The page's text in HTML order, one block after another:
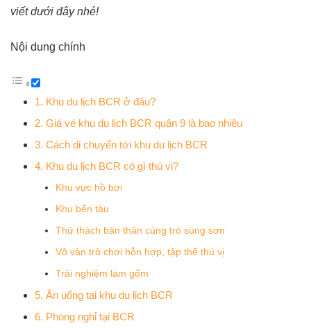
viết dưới đây nhé!
Nội dung chính
1. Khu du lịch BCR ở đâu?
2. Giá vé khu du lịch BCR quận 9 là bao nhiêu
3. Cách di chuyển tới khu du lịch BCR
4. Khu du lịch BCR có gì thú vị?
Khu vực hồ bơi
Khu bến tàu
Thử thách bản thân cùng trò súng sơn
Vô vàn trò chơi hỗn hợp, tập thể thú vị
Trải nghiệm làm gốm
5. Ăn uống tại khu du lịch BCR
6. Phòng nghỉ tại BCR